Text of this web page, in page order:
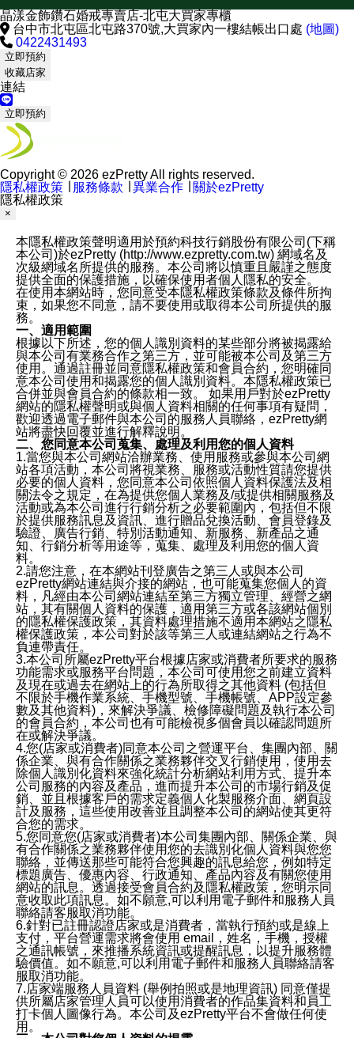
晶漾金飾鑽石婚戒專賣店-北屯大買家專櫃
台中市北屯區北屯路370號,大買家內一樓結帳出口處 (地圖)
0422431493
立即預約
收藏店家
連結
立即預約
Copyright © 2026 ezPretty All rights reserved.
隱私權政策
服務條款 異業合作
關於ezPretty
隱私權政策
×
本隱私權政策聲明適用於預約科技行銷股份有限公司(下稱
本公司)於ezPretty (http://www.ezpretty.com.tw) 網域名及
次級網域名所提供的服務。本公司將以慎重且嚴謹之態度
提供全面的保護措施，以確保使用者個人隱私的安全。
在使用本網站時，您同意受本隱私權政策條款及條件所拘
束，如果您不同意，請不要使用或取得本公司所提供的服
務。
一、適用範圍
根據以下所述，您的個人識別資料的某些部分將被揭露給
與本公司有業務合作之第三方，並可能被本公司及第三方
使用。通過註冊並同意隱私權政策和會員合約，您明確同
意本公司使用和揭露您的個人識別資料。本隱私權政策已
合併並與會員合約的條款相一致。 如果用戶對於ezPretty
網站的隱私權聲明或與個人資料相關的任何事項有疑問，
歡迎透過電子郵件與本公司的服務人員聯絡，ezPretty網
站將盡快回覆並進行解釋說明。
二、您同意本公司蒐集、處理及利用您的個人資料
1.當您與本公司網站洽辦業務、使用服務或參與本公司網
站各項活動，本公司將視業務、服務或活動性質請您提供
必要的個人資料，您同意本公司依照個人資料保護法及相
關法令之規定，在為提供您個人業務及/或提供相關服務及
活動或為本公司進行行銷分析之必要範圍內，包括但不限
於提供服務訊息及資訊、進行贈品兌換活動、會員登錄及
驗證、廣告行銷、特別活動通知、新服務、新產品之通
知、行銷分析等用途等，蒐集、處理及利用您的個人資
料。
2.請您注意，在本網站刊登廣告之第三人或與本公司
ezPretty網站連結與介接的網站，也可能蒐集您個人的資
料，凡經由本公司網站連結至第三方獨立管理、經營之網
站，其有關個人資料的保護，適用第三方或各該網站個別
的隱私權保護政策，其資料處理措施不適用本網站之隱私
權保護政策，本公司對於該等第三人或連結網站之行為不
負連帶責任。
3.本公司所屬ezPretty平台根據店家或消費者所要求的服務
功能需求或服務平台問題，本公司可使用您之前建立資料
及現在或過去在網站上的行為所取得之其他資料 (包括但
不限於手機作業系統、手機型號、手機帳號、APP設定參
數及其他資料)，來解決爭議、檢修障礙問題及執行本公司
的會員合約，本公司也有可能檢視多個會員以確認問題所
在或解決爭議。
4.您(店家或消費者)同意本公司之營運平台、集團內部、關
係企業、與有合作關係之業務夥伴交叉行銷使用，使用去
除個人識別化資料來強化統計分析網站利用方式、提升本
公司服務的內容及產品，進而提升本公司的市場行銷及促
銷、並且根據客戶的需求定義個人化製服務介面、網頁設
計及服務，這些使用改善並且調整本公司的網站使其更符
合您的需求。
5.您同意您(店家或消費者)本公司集團內部、關係企業、與
有合作關係之業務夥伴使用您的去識別化個人資料與您您
聯絡，並傳送那些可能符合您興趣的訊息給您，例如特定
標題廣告、優惠內容、行政通知、產品內容及有關您使用
網站的訊息。透過接受會員合約及隱私權政策，您明示同
意收取此項訊息。如不願意,可以利用電子郵件和服務人員
聯絡請客服取消功能。
6.針對已註冊認證店家或是消費者，當執行預約或是線上
支付，平台營運需求將會使用 email，姓名，手機，授權
之通訊帳號，來推播系統資訊或提醒訊息，以提升服務體
驗價值。如不願意,可以利用電子郵件和服務人員聯絡請客
服取消功能。
7.店家端服務人員資料 (舉例拍照或是地理資訊) 同意僅提
供所屬店家管理人員可以使用消費者的作品集資料和員工
打卡個人圖像行為。本公司及ezPretty平台不會做任何使
用。